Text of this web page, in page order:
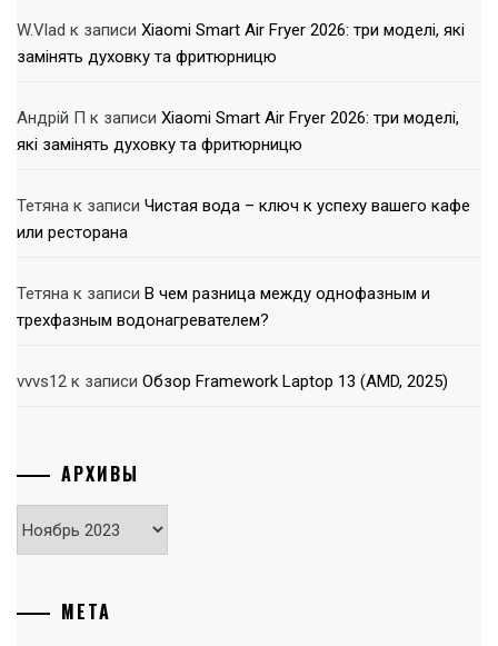
W.Vlad к записи Xiaomi Smart Air Fryer 2026: три моделі, які
замінять духовку та фритюрницю
Андрій П к записи Xiaomi Smart Air Fryer 2026: три моделі,
які замінять духовку та фритюрницю
Тетяна к записи Чистая вода – ключ к успеху вашего кафе
или ресторана
Тетяна к записи В чем разница между однофазным и
трехфазным водонагревателем?
vvvs12 к записи Обзор Framework Laptop 13 (AMD, 2025)
АРХИВЫ
Архивы
МЕТА